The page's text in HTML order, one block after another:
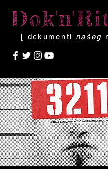
[ dokumenti našeg